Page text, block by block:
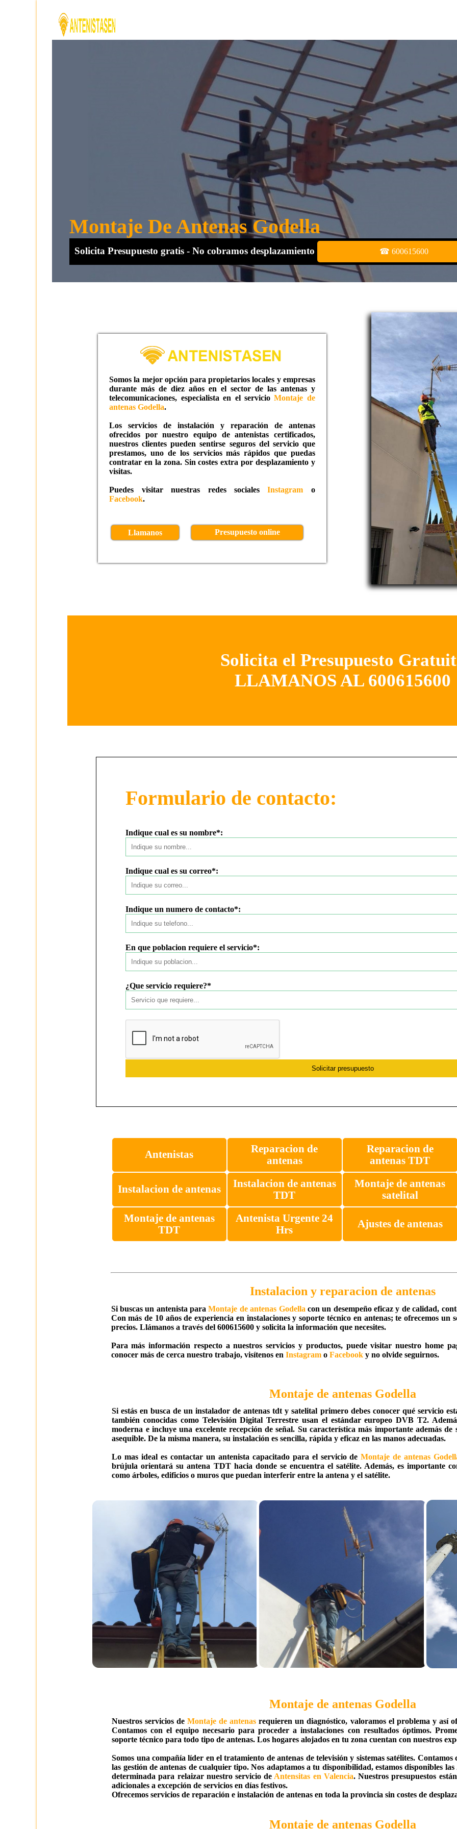
Montaje De Antenas Godella
Solicita Presupuesto gratis - No cobramos desplazamiento ☎ 600615600
Somos la mejor opción para propietarios locales y empresas
durante más de diez años en el sector de las antenas y
telecomunicaciones, especialista en el servicioMontaje de
antenas Godella.
Los servicios de instalación y reparación de antenas
ofrecidos por nuestro equipo de antenistas certificados,
nuestros clientes pueden sentirse seguros del servicio que
prestamos, uno de los servicios más rápidos que puedas
contratar en la zona. Sin costes extra por desplazamiento y
visitas.
Puedes visitar nuestras redes socialesInstagram o
Facebook.
Llamanos Presupuesto online
Solicita el Presupuesto
LLAMANOS AL 600615600
Formulario de contacto:
Indique cual es su nombre*:
Indique cual es su correo*:
Indique un numero de contacto*:
En que poblacion requiere el servicio*:
¿Que servicio requiere?*
Solicitar presupuesto
Antenistas
Reparacion de
antenas
Reparacion de
antenas TDT
Instalacion de antenas
Instalacion de antenas
TDT
Montaje de antenas
satelital
Montaje de antenas
TDT
Antenista Urgente 24
Hrs
Ajustes de antenas
Instalacion y reparacion de antenas
Si buscas un antenista paraMontaje de antenas Godella con un desempeño eficaz y de calidad,
Con más de 10 años de experiencia en instalaciones y soporte técnico en antenas; te ofrecemos un
precios. Llámanos a través del 600615600 y solicita la información que necesites.
Para más información respecto a nuestros servicios y productos, puede visitar nuestro home
conocer más de cerca nuestro trabajo, visítenos en Instagramo Facebooky no olvide seguirnos.
Montaje de antenas Godella
Si estás en busca de un instalador de antenas tdt y satelital primero debes conocer qué servicio
también conocidas como Televisión Digital Terrestre usan el estándar europeo DVB T2.
moderna e incluye una excelente recepción de señal. Su característica más importante además de
asequible. De la misma manera, su instalación es sencilla, rápida y eficaz en las manos adecuadas.
Lo mas ideal es contactar un antenista capacitado para el servicio deMontaje de antenas
brújula orientará su antena TDT hacia donde se encuentra el satélite. Además, es importante
como árboles, edificios o muros que puedan interferir entre la antena y el satélite.
Montaje de antenas Godella
Nuestros servicios deMontaje de antenas requieren un diagnóstico, valoramos el problema y así
Contamos con el equipo necesario para proceder a instalaciones con resultados óptimos.
soporte técnico para todo tipo de antenas. Los hogares alojados en tu zona cuentan con nuestros
Somos una compañía líder en el tratamiento de antenas de televisión y sistemas satélites.
las gestión de antenas de cualquier tipo. Nos adaptamos a tu disponibilidad, estamos disponibles
determinada para relaizar nuestro servicio de Antensitas en Valencia. Nuestros presupuestos
adicionales a excepción de servicios en días festivos.
Ofrecemos servicios de reparación e instalación de antenas en toda la provincia sin costes de
Montaje de antenas Godella